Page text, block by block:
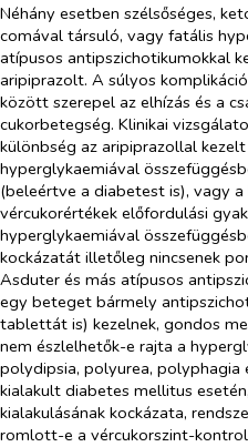
Néhány esetben szélsőséges,
comával társuló, vagy fatális
atípusos antipszichotikumokkal
aripiprazolt. A súlyos
között szerepel az elhízás és a
cukorbetegség. Klinikai
különbség az aripiprazollal
hyperglykaemiával
(beleértve a diabetest is), vagy
vércukorértékek előfordulási
hyperglykaemiával
kockázatát illetőleg nincsenek
Asduter és más atípusos
egy beteget bármely
tablettát is) kezelnek, gondos
nem észlelhetők-e rajta a
polydipsia, polyurea, polyphagia
kialakult diabetes mellitus
kialakulásának kockázata,
romlott-e a vércukorszint-